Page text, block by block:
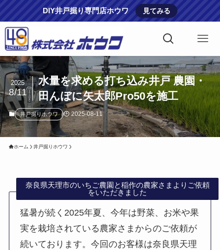
DIY井戸掘り専門店ホウワ 見てみる
水量を求める打ち込み井戸 農園・
田んぼに矢太郎Pro50を施工
2025
8/11
井戸掘りホウワ 2025-08-11
ホーム 井戸掘りホウワ
奈良県天理市のいちご農園と稲作の農家さまよりご依頼
をいただきました
猛暑が続く2025年夏、今年は野菜、お米や果
実を栽培されている農家さまからのご依頼が
続いております。今回のお客様は奈良県天理